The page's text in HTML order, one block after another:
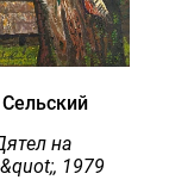
на
1979